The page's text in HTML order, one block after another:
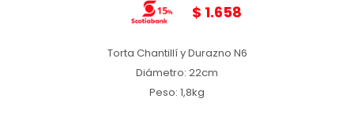
$ 1.658
Torta Chantillí y Durazno N6
Diámetro: 22cm
Peso: 1,8kg